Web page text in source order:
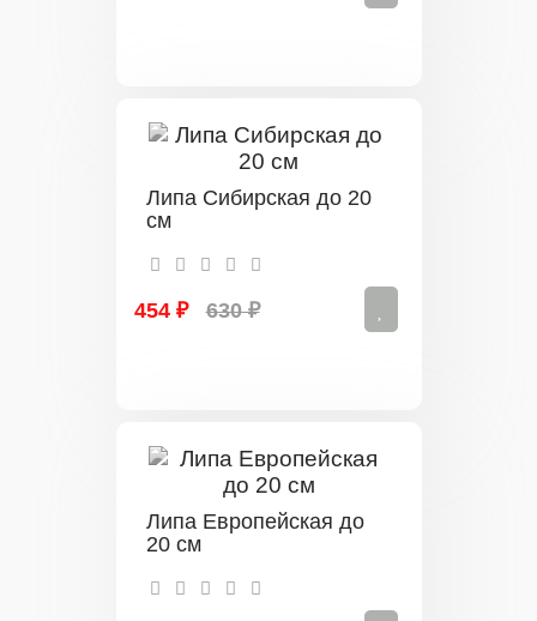
Липа Сибирская до 20
см
454 ₽ 630 ₽
Липа Европейская до
20 см